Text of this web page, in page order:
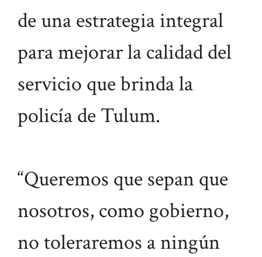
de una estrategia integral
para mejorar la calidad del
servicio que brinda la
policía de Tulum.
“Queremos que sepan que
nosotros, como gobierno,
no toleraremos a ningún